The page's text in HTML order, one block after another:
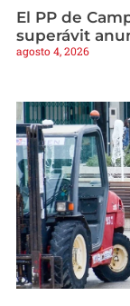
El PP de
superávit
agosto 4, 2026